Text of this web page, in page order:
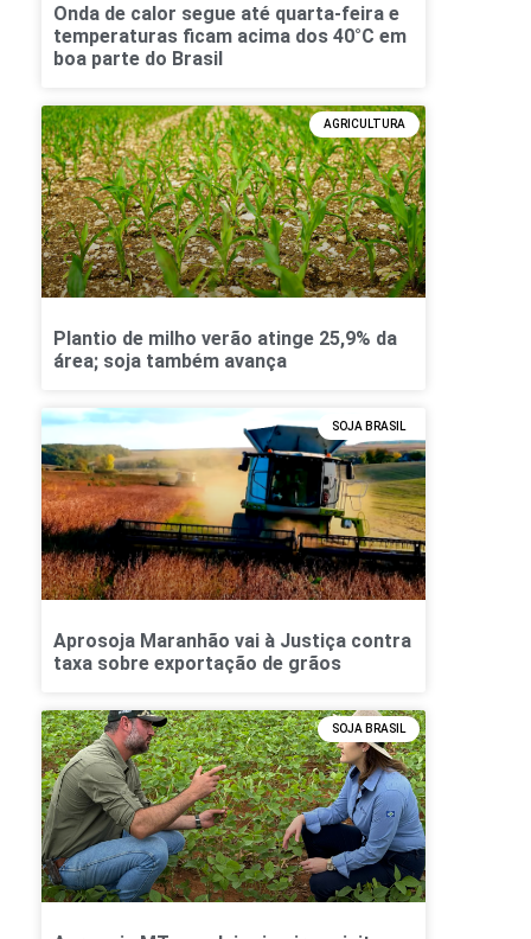
Onda de calor segue até quarta-feira e
temperaturas ficam acima dos 40°C em
boa parte do Brasil
AGRICULTURA
Plantio de milho verão atinge 25,9% da
área; soja também avança
SOJA BRASIL
Aprosoja Maranhão vai à Justiça contra
taxa sobre exportação de grãos
SOJA BRASIL